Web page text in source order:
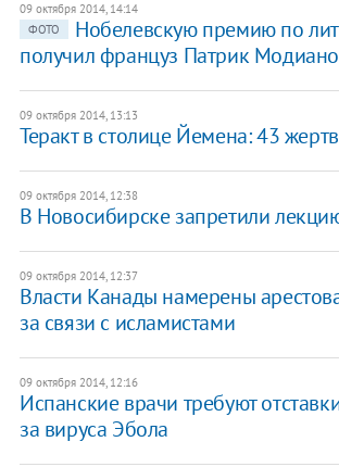
09 октября 2014, 14:14
ФОТО
Нобелевскую премию по
получил француз Патрик Модиано
09 октября 2014, 13:13
Теракт в столице Йемена: 43
09 октября 2014, 12:38
В Новосибирске запретили
09 октября 2014, 12:37
Власти Канады намерены
за связи с исламистами
09 октября 2014, 12:16
Испанские врачи требуют
за вируса Эбола